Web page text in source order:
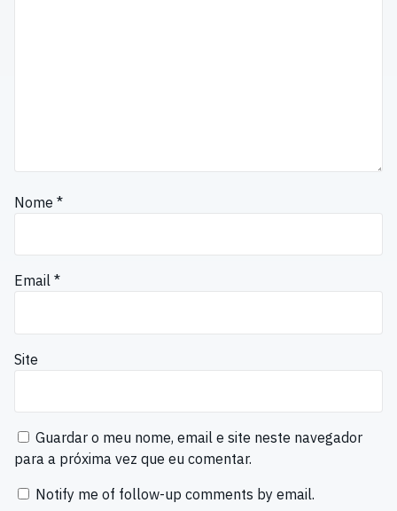
Nome *
Email *
Site
Guardar o meu nome, email e site neste navegador
para a próxima vez que eu comentar.
Notify me of follow-up comments by email.